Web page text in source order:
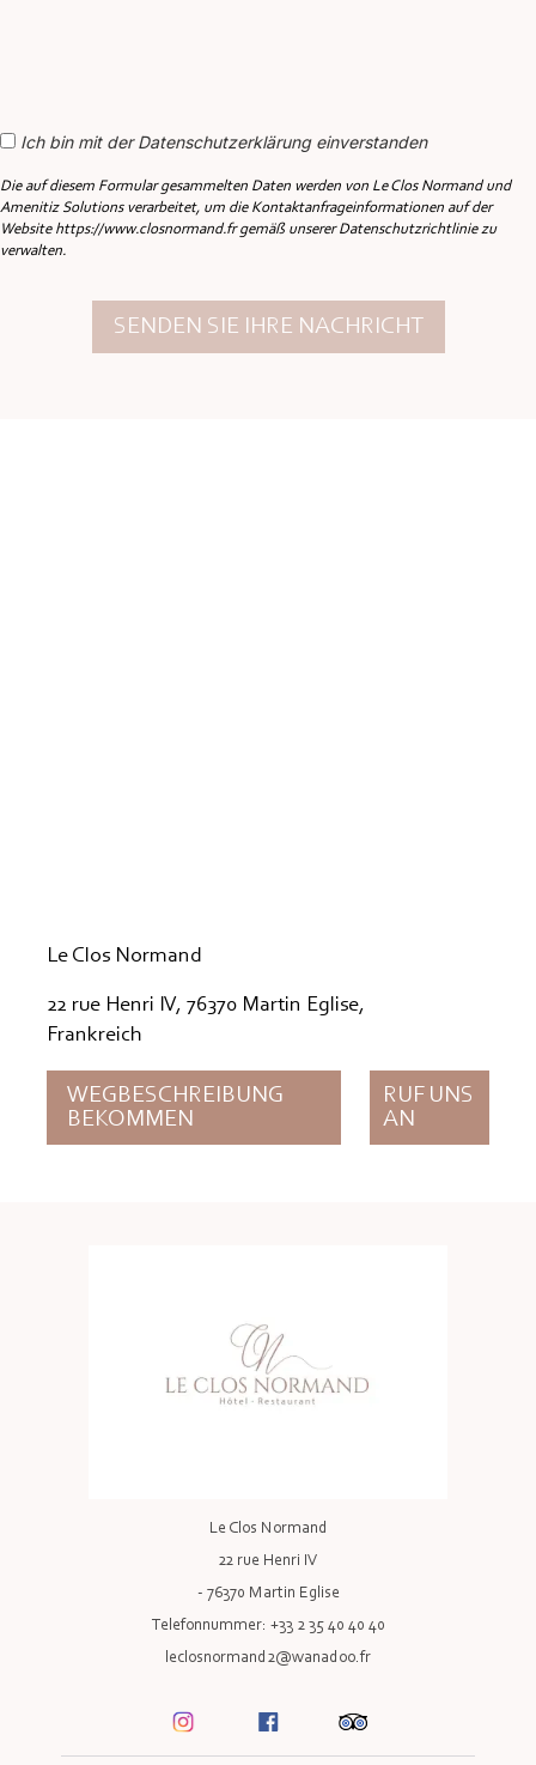
Ich bin mit der Datenschutzerklärung einverstanden
Die auf diesem Formular gesammelten Daten werden von Le Clos Normand und
Amenitiz Solutions verarbeitet, um die Kontaktanfrageinformationen auf der
Website https://www.closnormand.fr gemäß unserer Datenschutzrichtlinie zu
verwalten.
Le Clos Normand
22 rue Henri IV, 76370 Martin Eglise,
Frankreich
WEGBESCHREIBUNG
BEKOMMEN
RUF UNS
AN
Le Clos Normand
22 rue Henri IV
- 76370 Martin Eglise
Telefonnummer: +33 2 35 40 40 40
leclosnormand2@wanadoo.fr